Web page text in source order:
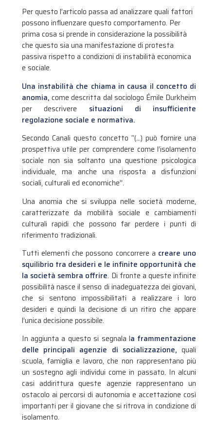
Per questo l’articolo passa ad analizzare quali fattori
possono influenzare questo comportamento. Per
prima cosa si prende in considerazione la possibilità
che questo sia una manifestazione di protesta
passiva rispetto a condizioni di instabilità economica
e sociale.
Una instabilità che chiama in causa il concetto di
anomia, come descritta dal sociologo Émile Durkheim
per descrivere situazioni di insufficiente
regolazione sociale e normativa.
Secondo Canali questo concetto “(…) può fornire una
prospettiva utile per comprendere come l’isolamento
sociale non sia soltanto una questione psicologica
individuale, ma anche una risposta a disfunzioni
sociali, culturali ed economiche”.
Una anomia che si sviluppa nelle società moderne,
caratterizzate da mobilità sociale e cambiamenti
culturali rapidi che possono far perdere i punti di
riferimento tradizionali.
Tutti elementi che possono concorrere a creare uno
squilibrio tra desideri e le infinite opportunità che
la società sembra offrire. Di fronte a queste infinite
possibilità nasce il senso di inadeguatezza dei giovani,
che si sentono impossibilitati a realizzare i loro
desideri e quindi la decisione di un ritiro che appare
l’unica decisione possibile.
In aggiunta a questo si segnala la frammentazione
delle principali agenzie di socializzazione, quali
scuola, famiglia e lavoro, che non rappresentano più
un sostegno agli individui come in passato. In alcuni
casi addirittura queste agenzie rappresentano un
ostacolo ai percorsi di autonomia e accettazione così
importanti per il giovane che si ritrova in condizione di
isolamento.